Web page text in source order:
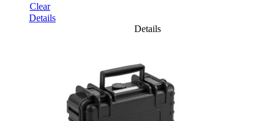
Clear
Details
Details